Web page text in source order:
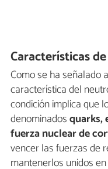
Características
Como se ha señalado
característica del
condición implica que
denominadosquarks,
fuerza nuclear de
vencer las fuerzas de
mantenerlos unidos